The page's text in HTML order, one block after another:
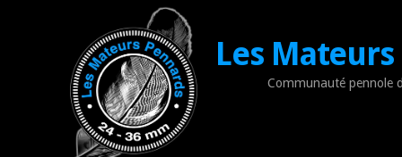
Les
Communauté pennole